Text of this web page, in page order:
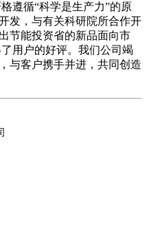
遵循“科学是生产力”的原
发，与有关科研院所合作开
节能投资省的新品面向市
用户的好评。我们公司竭
与客户携手并进，共同创造